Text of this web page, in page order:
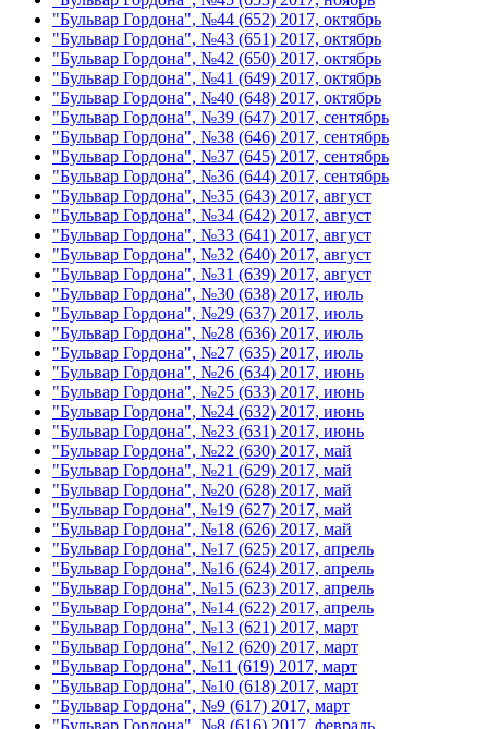
"Бульвар Гордона", №44 (652) 2017, октябрь
"Бульвар Гордона", №43 (651) 2017, октябрь
"Бульвар Гордона", №42 (650) 2017, октябрь
"Бульвар Гордона", №41 (649) 2017, октябрь
"Бульвар Гордона", №40 (648) 2017, октябрь
"Бульвар Гордона", №39 (647) 2017, сентябрь
"Бульвар Гордона", №38 (646) 2017, сентябрь
"Бульвар Гордона", №37 (645) 2017, сентябрь
"Бульвар Гордона", №36 (644) 2017, сентябрь
"Бульвар Гордона", №35 (643) 2017, август
"Бульвар Гордона", №34 (642) 2017, август
"Бульвар Гордона", №33 (641) 2017, август
"Бульвар Гордона", №32 (640) 2017, август
"Бульвар Гордона", №31 (639) 2017, август
"Бульвар Гордона", №30 (638) 2017, июль
"Бульвар Гордона", №29 (637) 2017, июль
"Бульвар Гордона", №28 (636) 2017, июль
"Бульвар Гордона", №27 (635) 2017, июль
"Бульвар Гордона", №26 (634) 2017, июнь
"Бульвар Гордона", №25 (633) 2017, июнь
"Бульвар Гордона", №24 (632) 2017, июнь
"Бульвар Гордона", №23 (631) 2017, июнь
"Бульвар Гордона", №22 (630) 2017, май
"Бульвар Гордона", №21 (629) 2017, май
"Бульвар Гордона", №20 (628) 2017, май
"Бульвар Гордона", №19 (627) 2017, май
"Бульвар Гордона", №18 (626) 2017, май
"Бульвар Гордона", №17 (625) 2017, апрель
"Бульвар Гордона", №16 (624) 2017, апрель
"Бульвар Гордона", №15 (623) 2017, апрель
"Бульвар Гордона", №14 (622) 2017, апрель
"Бульвар Гордона", №13 (621) 2017, март
"Бульвар Гордона", №12 (620) 2017, март
"Бульвар Гордона", №11 (619) 2017, март
"Бульвар Гордона", №10 (618) 2017, март
"Бульвар Гордона", №9 (617) 2017, март
"Бульвар Гордона", №8 (616) 2017, февраль